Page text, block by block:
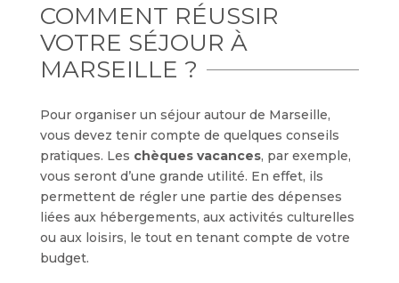
COMMENT RÉUSSIR
VOTRE SÉJOUR À
MARSEILLE ?
Pour organiser un séjour autour de Marseille,
vous devez tenir compte de quelques conseils
pratiques. Les chèques vacances, par exemple,
vous seront d’une grande utilité. En effet, ils
permettent de régler une partie des dépenses
liées aux hébergements, aux activités culturelles
ou aux loisirs, le tout en tenant compte de votre
budget.